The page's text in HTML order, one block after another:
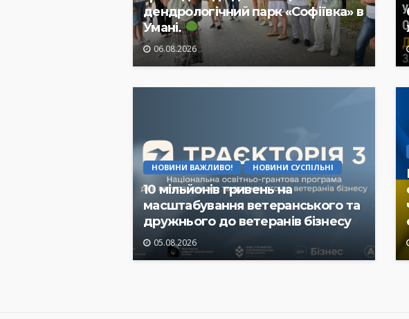
дендрологічний парк «Софіївка» в
Умані.
06.08.2026
НОВИНИ ВАЖЛИВО! НОВИНИ СУСПІЛЬНІ
10 мільйонів гривень на
масштабування ветеранського та
дружнього до ветеранів бізнесу
05.08.2026